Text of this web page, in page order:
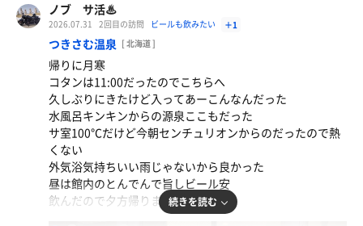
霜降りステーキ丼
トンテキは、いつも売り切れ 第2候補のスペアリブは
メニューから無くなってた(笑) でも美味しかった
スーパードライ
水
ノブ サ活♨
2026.07.31 2回目の訪問 ビールも飲みたい ＋1
つきさむ温泉 [ 北海道 ]
帰りに月寒
コタンは11:00だったのでこちらへ
久しぶりにきたけど入ってあーこんなんだった
水風呂キンキンからの源泉ここもだった
サ室100℃だけど今朝センチュリオンからのだったので熱
くない
外気浴気持ちいい雨じゃないから良かった
昼は館内のとんでんで旨しビール安
飲んだので夕方帰ります続きを読む